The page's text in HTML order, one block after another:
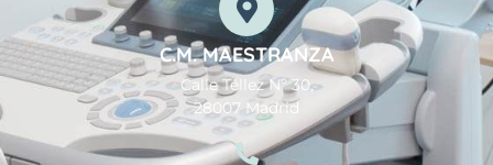
C.M. MAESTRANZA
Calle Téllez Nº 30,
28007 Madrid